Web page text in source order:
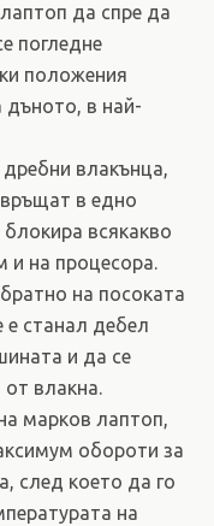
да спре да
погледне
положения
в най-
дребни влакънца,
в едно
всякакво
и на процесора.
на посоката
станал дебел
и да се
влакна.
марков лаптоп,
обороти за
след което да го
на